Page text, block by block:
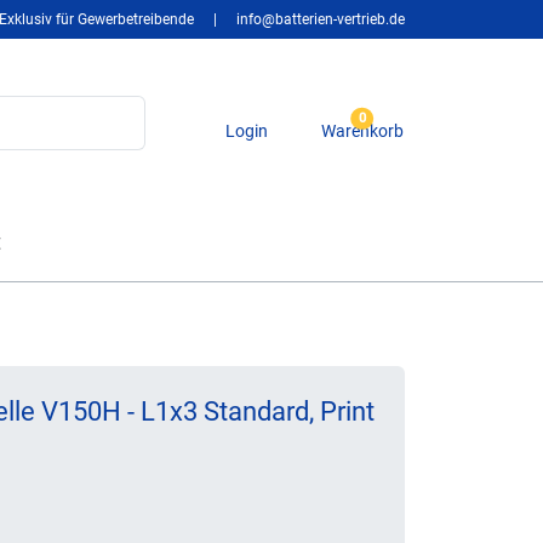
Exklusiv für Gewerbetreibende info@batterien-vertrieb.de
Login
0
Warenkorb
V150H - L1x3 Standard, Print